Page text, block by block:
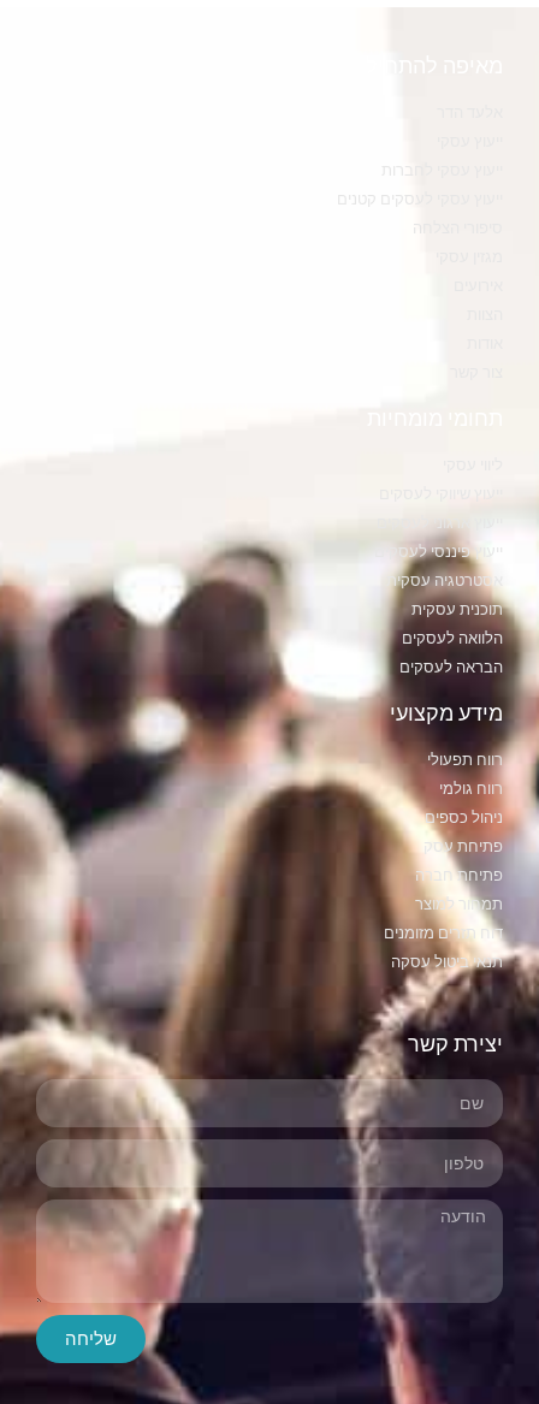
ייעוץ עסקי לחברות
ייעוץ עסקי לעסקים קטנים
סיפורי הצלחה
ייעוץ ארגוני לעסקים
ייעוץ פיננסי לעסקים
אסטרטגיה עסקית
תוכנית עסקית
הלוואה לעסקים
הבראה לעסקים
מידע מקצועי
רווח תפעולי
רווח גולמי
ניהול כספים
פתיחת עסק
פתיחת חברה
תמחור למוצר
דוח תזרים מזומנים
תנאי ביטול עסקה
יצירת קשר
שליחה